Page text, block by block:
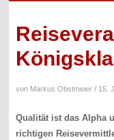
von Markus Obstmeier / 15.
Qualität ist das Alpha
richtigen